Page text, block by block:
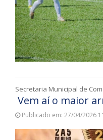
Secretaria Municipal de
Vem aí o maior
Publicado em: 27/04/2026